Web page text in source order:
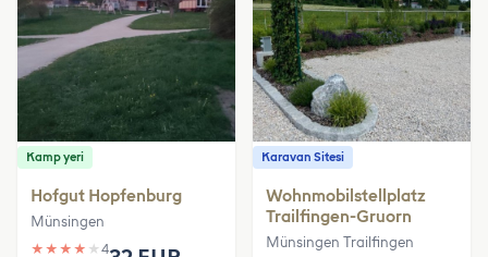
Kamp yeri
Hofgut Hopfenburg
Münsingen
★ ★ ★ ★ ★ 4
Karavan Sitesi
Wohnmobilstellplatz
Trailfingen-Gruorn
Münsingen Trailfingen